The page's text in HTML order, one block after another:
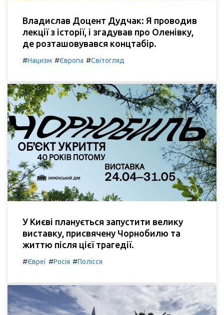
Владислав Доцент Дудчак: Я проводив
лекції з історії, і згадував про Оленівку,
де розташовувався концтабір.
#Нацизм #Європа #Світогляд
У Києві планується запустити велику
виставку, присвячену Чорнобилю та
життю після цієї трагедії.
#Євреї #Росія #Полісся